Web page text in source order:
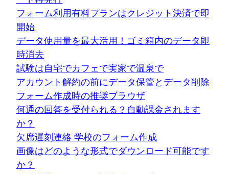
フォーム利用有料プランはクレジット決済で即
開始
データ使用量を最大活用！ゴミ箱内のデータ即
時消去
試験は自宅でカフェで実家で温泉で
アカウント解約の前にデータ保管とデータ削除
フォーム作成時の推奨ブラウザ
何通の回答を受付られる？自動課金されます
か？
欠席遅刻連絡 学校のフォーム作成
画像はどのような形式でダウンロード可能です
か？